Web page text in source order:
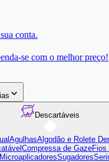
conta.
se com o melhor preço!
Descartáveis
AgulhasAlgodão e Rolete
Compressa de GazeFios
Sugadores